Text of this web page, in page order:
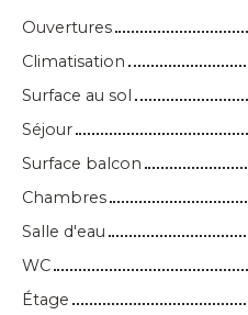
Ouvertures
Climatisation
Surface au sol
Séjour
Surface balcon
Chambres
Salle d'eau
WC
Étage